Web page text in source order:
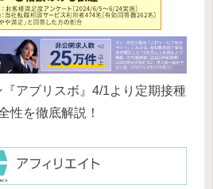
アブリスボ』4/1より定期接種
性を徹底解説！